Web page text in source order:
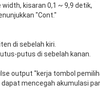
kisaran 0,1 ~ 9,9 detik,
"Cont."
di sebelah kiri.
putus di sebelah kanan.
output "kerja tombol
mencegah akumulasi